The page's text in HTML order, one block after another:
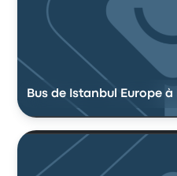
Bus de Istanbul Europe à